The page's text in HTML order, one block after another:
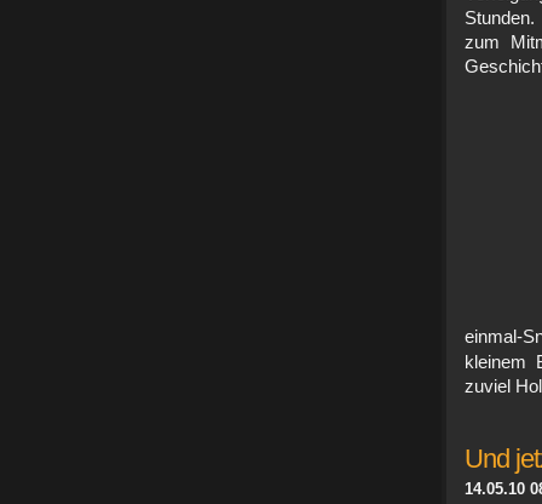
zum
einmal-
kleinem
zuviel
Und
14.05.10